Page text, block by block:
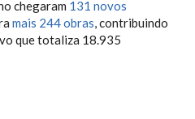
chegaram 131 novos
mais 244 obras, contribuindo
que totaliza 18.935